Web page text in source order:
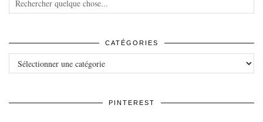
CATÉGORIES
Catégories
PINTEREST